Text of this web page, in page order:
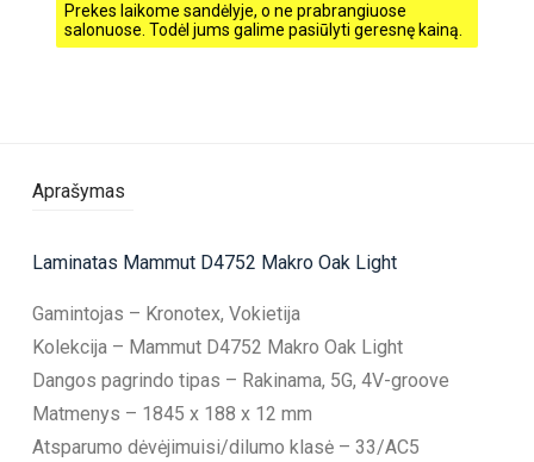
Prekes laikome sandėlyje, o ne prabrangiuose
salonuose. Todėl jums galime pasiūlyti geresnę kainą.
Aprašymas
Laminatas Mammut D4752 Makro Oak Light
Gamintojas – Kronotex, Vokietija
Kolekcija – Mammut D4752 Makro Oak Light
Dangos pagrindo tipas – Rakinama, 5G, 4V-groove
Matmenys – 1845 x 188 x 12 mm
Atsparumo dėvėjimuisi/dilumo klasė – 33/AC5